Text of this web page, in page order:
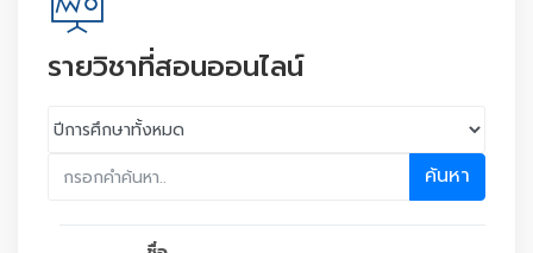
รายวิชาที่สอนออนไลน์
ค้นหา